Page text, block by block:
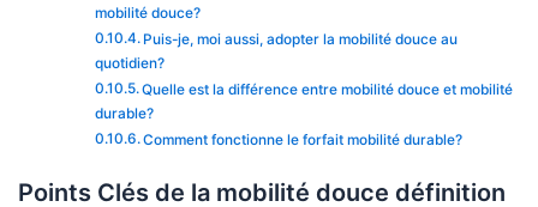
mobilité douce?
Puis-je, moi aussi, adopter la mobilité douce au
quotidien?
Quelle est la différence entre mobilité douce et mobilité
durable?
Comment fonctionne le forfait mobilité durable?
Points Clés de la mobilité douce définition